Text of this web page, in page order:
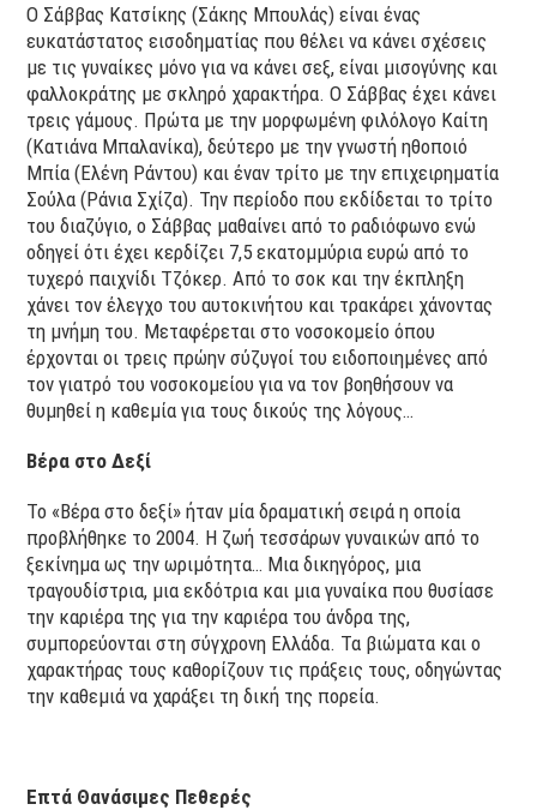
Ο Σάββας Κατσίκης (Σάκης Μπουλάς) είναι ένας
ευκατάστατος εισοδηματίας που θέλει να κάνει σχέσεις
με τις γυναίκες μόνο για να κάνει σεξ, είναι μισογύνης και
φαλλοκράτης με σκληρό χαρακτήρα. Ο Σάββας έχει κάνει
τρεις γάμους. Πρώτα με την μορφωμένη φιλόλογο Καίτη
(Κατιάνα Μπαλανίκα), δεύτερο με την γνωστή ηθοποιό
Μπία (Ελένη Ράντου) και έναν τρίτο με την επιχειρηματία
Σούλα (Ράνια Σχίζα). Την περίοδο που εκδίδεται το τρίτο
του διαζύγιο, ο Σάββας μαθαίνει από το ραδιόφωνο ενώ
οδηγεί ότι έχει κερδίζει 7,5 εκατομμύρια ευρώ από το
τυχερό παιχνίδι Τζόκερ. Από το σοκ και την έκπληξη
χάνει τον έλεγχο του αυτοκινήτου και τρακάρει χάνοντας
τη μνήμη του. Μεταφέρεται στο νοσοκομείο όπου
έρχονται οι τρεις πρώην σύζυγοί του ειδοποιημένες από
τον γιατρό του νοσοκομείου για να τον βοηθήσουν να
θυμηθεί η καθεμία για τους δικούς της λόγους…
Βέρα στο Δεξί
Το «Βέρα στο δεξί» ήταν μία δραματική σειρά η οποία
προβλήθηκε το 2004. Η ζωή τεσσάρων γυναικών από το
ξεκίνημα ως την ωριμότητα… Μια δικηγόρος, μια
τραγουδίστρια, μια εκδότρια και μια γυναίκα που θυσίασε
την καριέρα της για την καριέρα του άνδρα της,
συμπορεύονται στη σύγχρονη Ελλάδα. Τα βιώματα και ο
χαρακτήρας τους καθορίζουν τις πράξεις τους, οδηγώντας
την καθεμιά να χαράξει τη δική της πορεία.
Επτά Θανάσιμες Πεθερές